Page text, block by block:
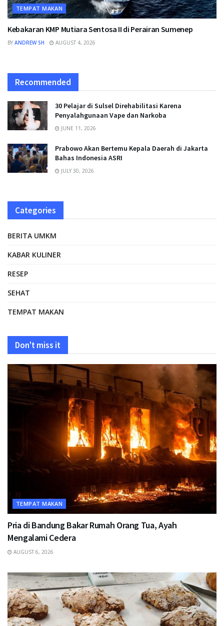
TEMPAT MAKAN
Kebakaran KMP Mutiara Sentosa II di Perairan Sumenep
BY ANDREW SH AUGUST 4, 2026
Recommended
30 Pelajar di Sulsel Direhabilitasi Karena
Penyalahgunaan Vape dan Narkoba
JUNE 11, 2026
Prabowo Akan Bertemu Kepala Daerah di Jakarta
Bahas Indonesia ASRI
JULY 30, 2026
Categories
BERITA UMKM
KABAR KULINER
RESEP
SEHAT
TEMPAT MAKAN
Don't miss it
TEMPAT MAKAN
Pria di Bandung Bakar Rumah Orang Tua, Ayah
Mengalami Cedera
AUGUST 6, 2026